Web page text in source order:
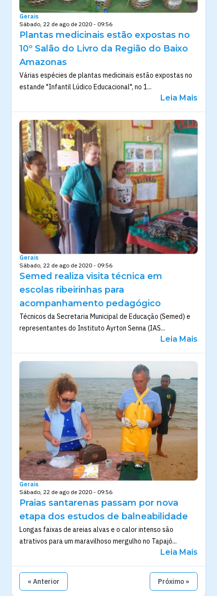
Gerais
Sábado, 22 de ago de 2020 - 09:56
Plantas medicinais estão expostas no
10º Salão do Livro da Região do Baixo
Amazonas
Várias espécies de plantas medicinais estão expostas no
estande "Infantil Lúdico Educacional", no 1...
Leia Mais
Gerais
Sábado, 22 de ago de 2020 - 09:56
Semed realiza visita técnica em
escolas ribeirinhas para
acompanhamento pedagógico
Técnicos da Secretaria Municipal de Educação (Semed) e
representantes do Instituto Ayrton Senna (IAS...
Leia Mais
Gerais
Sábado, 22 de ago de 2020 - 09:56
Praias santarenas passam por nova
etapa dos estudos de balneabilidade
Longas faixas de areias alvas e o calor intenso são
atrativos para um maravilhoso mergulho no Tapajó...
Leia Mais
« Anterior Próximo »